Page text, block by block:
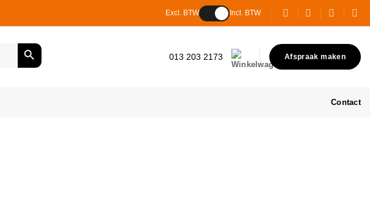
Excl. BTW Incl. BTW
013 203 2173 Afspraak maken
Contact